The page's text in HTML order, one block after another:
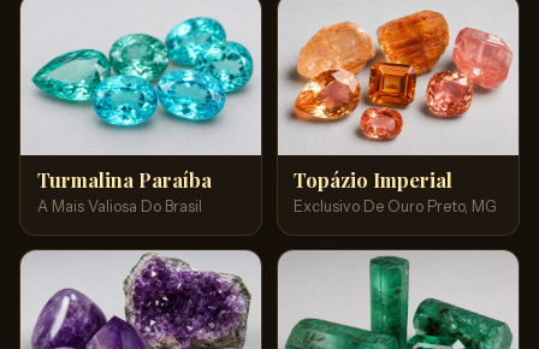
Turmalina Paraíba
A Mais Valiosa Do Brasil
Topázio Imperial
Exclusivo De Ouro Preto, MG